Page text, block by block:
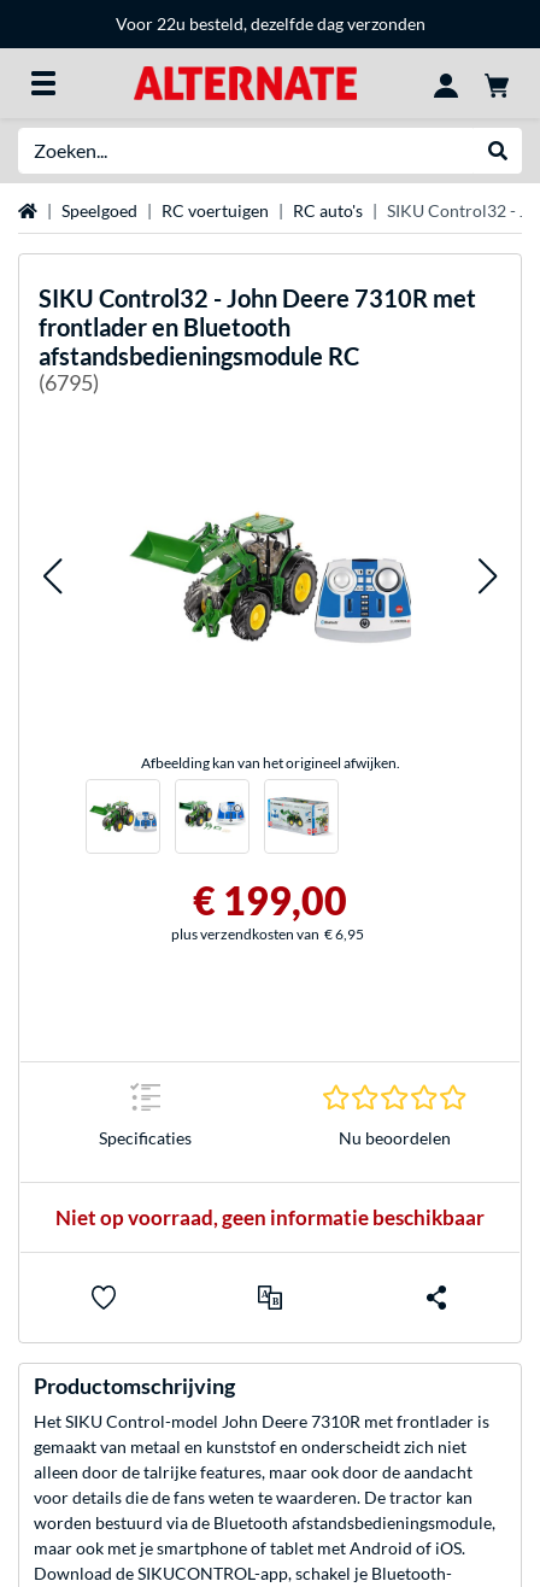
Voor 22u besteld, dezelfde dag verzonden
HomeSpeelgoed RC voertuigen RC auto's SIKU Control32 -
SIKU Control32 - John Deere 7310R met
frontlader en Bluetooth
afstandsbedieningsmodule RC
(6795)
Afbeelding kan van het origineel afwijken.
€ 199,00
plus verzendkosten van € 6,95
Specificaties Nu beoordelen
Niet op voorraad, geen informatie beschikbaar
Productomschrijving
Het SIKU Control-model John Deere 7310R met frontlader is
gemaakt van metaal en kunststof en onderscheidt zich niet
alleen door de talrijke features, maar ook door de aandacht
voor details die de fans weten te waarderen. De tractor kan
worden bestuurd via de Bluetooth afstandsbedieningsmodule,
maar ook met je smartphone of tablet met Android of iOS.
Download de SIKUCONTROL-app, schakel je Bluetooth-